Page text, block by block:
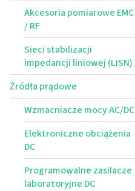
Akcesoria pomiarowe EMC
/ RF
Sieci stabilizacji
impedancji liniowej (LISN)
Źródła prądowe
Wzmacniacze mocy AC/DC
Elektroniczne obciążenia
DC
Programowalne zasilacze
laboratoryjne DC